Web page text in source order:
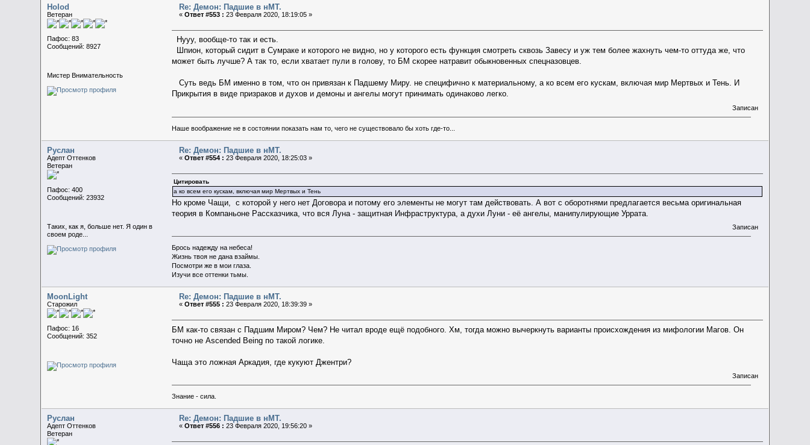
Holod
Ветеран
Пафос: 83
Сообщений: 8927
Мистер Внимательность
Re: Демон: Падшие в нМТ.
«Ответ #553 : 23 Февраля 2020, 18:19:05 »
Нууу, вообще-то так и есть.
Шпион, который сидит в Сумраке и которого не видно, но у которого есть функция смотреть сквозь Завесу и уж тем более жахнуть чем-то оттуда же, что
может быть лучше? А так то, если хватает пули в голову, то БМ скорее натравит обыкновенных спецназовцев.
Суть ведь БМ именно в том, что он привязан к Падшему Миру. не специфично к материальному, а ко всем его кускам, включая мир Мертвых и Тень. И
Прикрытия в виде призраков и духов и демоны и ангелы могут принимать одинаково легко.
Записан
Наше воображение не в состоянии показать нам то, чего не существовало бы хоть где-то...
Руслан
Адепт Оттенков
Ветеран
Пафос: 400
Сообщений: 23932
Таких, как я, больше нет. Я один в
своем роде...
Re: Демон: Падшие в нМТ.
«Ответ #554 : 23 Февраля 2020, 18:25:03 »
Цитировать
а ко всем его кускам, включая мир Мертвых и Тень
Но кроме Чащи, с которой у него нет Договора и потому его элементы не могут там действовать. А вот с оборотнями предлагается весьма оригинальная
теория в Компаньоне Рассказчика, что вся Луна - защитная Инфраструктура, а духи Луни - её ангелы, манипулирующие Уррата.
Записан
Брось надежду на небеса!
Жизнь твоя не дана взаймы.
Посмотри же в мои глаза.
Изучи все оттенки тьмы.
MoonLight
Старожил
Пафос: 16
Сообщений: 352
Re: Демон: Падшие в нМТ.
«Ответ #555 : 23 Февраля 2020, 18:39:39 »
БМ как-то связан с Падшим Миром? Чем? Не читал вроде ещё подобного. Хм, тогда можно вычеркнуть варианты происхождения из мифологии Магов. Он
точно не Ascended Being по такой логике.
Чаща это ложная Аркадия, где кукуют Джентри?
Записан
Знание - сила.
Руслан
Адепт Оттенков
Ветеран
Re: Демон: Падшие в нМТ.
«Ответ #556 : 23 Февраля 2020, 19:56:20 »